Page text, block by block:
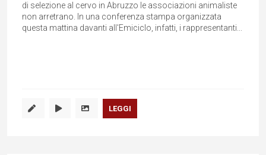
di selezione al cervo in Abruzzo le associazioni animaliste
non arretrano. In una conferenza stampa organizzata
questa mattina davanti all'Emiciclo, infatti, i rappresentanti...
LEGGI